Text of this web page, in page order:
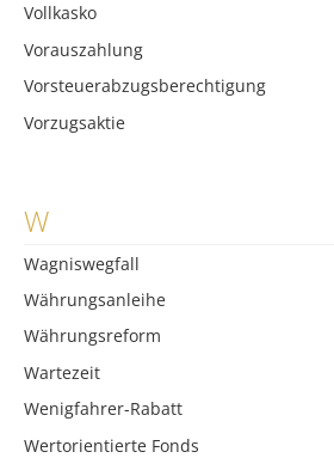
Vollkasko
Vorauszahlung
Vorsteuerabzugsberechtigung
Vorzugsaktie
W
Wagniswegfall
Währungsanleihe
Währungsreform
Wartezeit
Wenigfahrer-Rabatt
Wertorientierte Fonds